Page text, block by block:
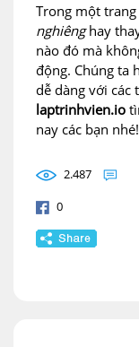
Trong một
nghiênghay
nào đó mà
động. Chúng ta
dễ dàng với các
laptrinhvien.io
nay các bạn nhé!
2.487
0